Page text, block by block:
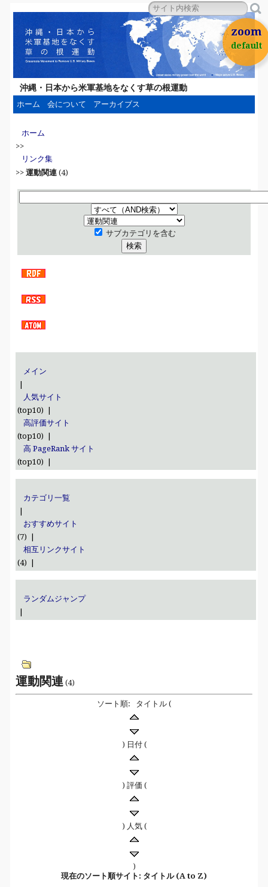
沖縄・日本から米軍基地をなくす草の根運動
ホーム 会について アーカイブス
ホーム
>>
リンク集
>>運動関連 (4)
サブカテゴリを含む
メイン
人気サイト
(top10) |
高評価サイト
(top10) |
高 PageRank サイト
(top10) |
カテゴリ一覧
おすすめサイト
(7) |
相互リンクサイト
(4) |
ランダムジャンプ
運動関連 (4)
ソート順: タイトル (
) 日付 (
) 評価 (
) 人気 (
)
現在のソート順サイト: タイトル (A to Z)
zoom
default